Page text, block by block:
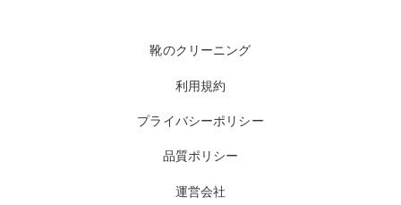
靴のクリーニング
利用規約
プライバシーポリシー
品質ポリシー
運営会社